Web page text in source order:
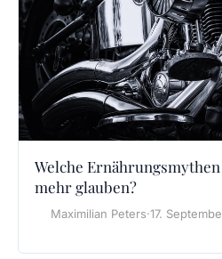
Welche
mehr glauben?
Maximilian Peters·17.